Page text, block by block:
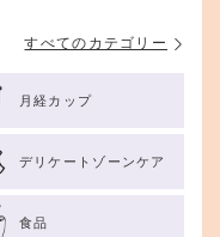
すべてのカテゴリー
月経カップ
デリケートゾーンケア
食品